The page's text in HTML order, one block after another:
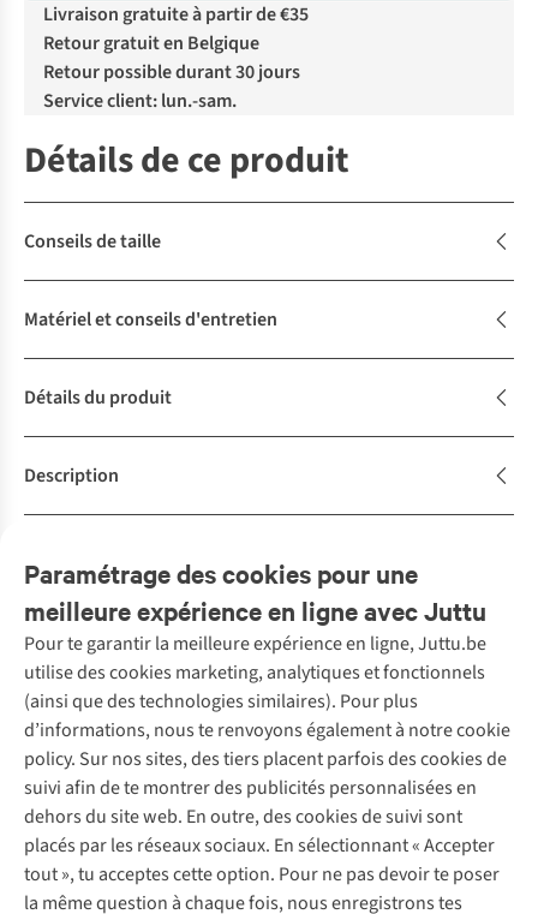
Livraison gratuite à partir de €35
Retour gratuit en Belgique
Retour possible durant 30 jours
Service client: lun.-sam.
Détails de ce produit
Conseils de taille
Matériel et conseils d'entretien
Détails du produit
Description
Paramétrage des cookies pour une
meilleure expérience en ligne avec Juttu
Pour te garantir la meilleure expérience en ligne, Juttu.be
utilise des cookies marketing, analytiques et fonctionnels
(ainsi que des technologies similaires). Pour plus
d’informations, nous te renvoyons également à notre cookie
policy. Sur nos sites, des tiers placent parfois des cookies de
suivi afin de te montrer des publicités personnalisées en
dehors du site web. En outre, des cookies de suivi sont
placés par les réseaux sociaux. En sélectionnant « Accepter
tout », tu acceptes cette option. Pour ne pas devoir te poser
la même question à chaque fois, nous enregistrons tes
Service client
Questions fréquentes
Commander
Payer
10 % réduction étudiants
Klarna : post-paiement
Livraison
Retourner
Nos services
Vintage - ReJUsed
Atelier de couture
Personal shopping
Boîte à vêtements
Événements / ateliers
Juttu
Qui sommes-nous ?
Juttu Friends
Abonne-toi à la newsletter